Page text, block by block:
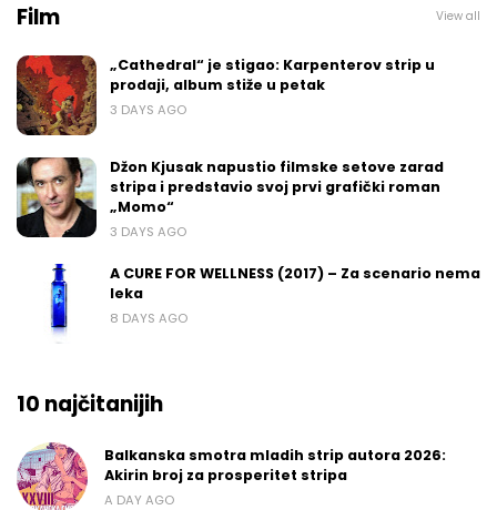
Film View all
„Cathedral“ je stigao: Karpenterov strip u
prodaji, album stiže u petak
3 DAYS AGO
Džon Kjusak napustio filmske setove zarad
stripa i predstavio svoj prvi grafički roman
„Momo“
3 DAYS AGO
A CURE FOR WELLNESS (2017) – Za scenario nema
leka
8 DAYS AGO
10 najčitanijih
Balkanska smotra mladih strip autora 2026:
Akirin broj za prosperitet stripa
A DAY AGO